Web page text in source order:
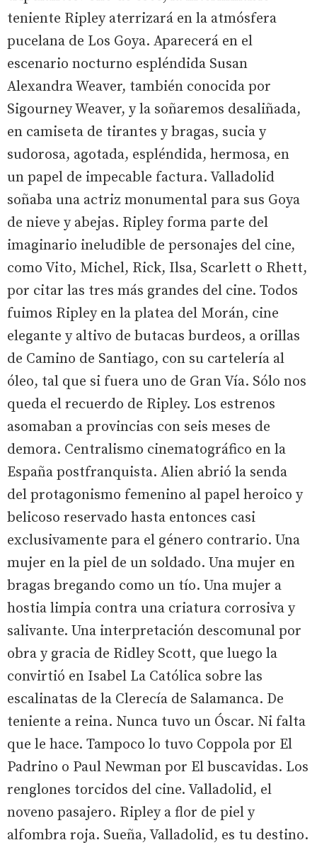
teniente Ripley aterrizará en la atmósfera
pucelana de Los Goya. Aparecerá en el
escenario nocturno espléndida Susan
Alexandra Weaver, también conocida por
Sigourney Weaver, y la soñaremos desaliñada,
en camiseta de tirantes y bragas, sucia y
sudorosa, agotada, espléndida, hermosa, en
un papel de impecable factura. Valladolid
soñaba una actriz monumental para sus Goya
de nieve y abejas. Ripley forma parte del
imaginario ineludible de personajes del cine,
como Vito, Michel, Rick, Ilsa, Scarlett o Rhett,
por citar las tres más grandes del cine. Todos
fuimos Ripley en la platea del Morán, cine
elegante y altivo de butacas burdeos, a orillas
de Camino de Santiago, con su cartelería al
óleo, tal que si fuera uno de Gran Vía. Sólo nos
queda el recuerdo de Ripley. Los estrenos
asomaban a provincias con seis meses de
demora. Centralismo cinematográfico en la
España postfranquista. Alien abrió la senda
del protagonismo femenino al papel heroico y
belicoso reservado hasta entonces casi
exclusivamente para el género contrario. Una
mujer en la piel de un soldado. Una mujer en
bragas bregando como un tío. Una mujer a
hostia limpia contra una criatura corrosiva y
salivante. Una interpretación descomunal por
obra y gracia de Ridley Scott, que luego la
convirtió en Isabel La Católica sobre las
escalinatas de la Clerecía de Salamanca. De
teniente a reina. Nunca tuvo un Óscar. Ni falta
que le hace. Tampoco lo tuvo Coppola por El
Padrino o Paul Newman por El buscavidas. Los
renglones torcidos del cine. Valladolid, el
noveno pasajero. Ripley a flor de piel y
alfombra roja. Sueña, Valladolid, es tu destino.